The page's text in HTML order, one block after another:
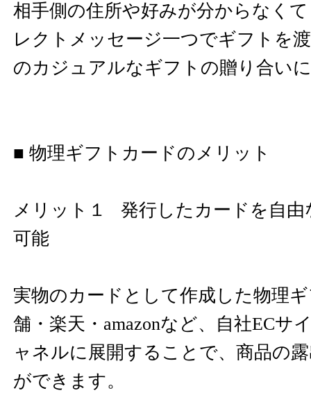
相手側の住所や好みが分からなく
レクトメッセージ一つでギフトを
のカジュアルなギフトの贈り合い
■ 物理ギフトカードのメリット
メリット１ 発行したカードを自由
可能
実物のカードとして作成した物理
舗・楽天・amazonなど、自社ECサ
ャネルに展開することで、商品の
ができます。